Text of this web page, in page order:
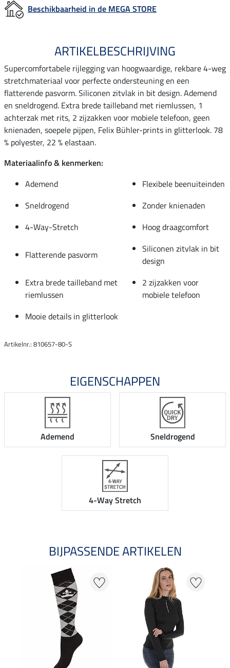
Beschikbaarheid in de MEGA STORE
ARTIKELBESCHRIJVING
Supercomfortabele rijlegging van hoogwaardige, rekbare 4-weg
stretchmateriaal voor perfecte ondersteuning en een
flatterende pasvorm. Siliconen zitvlak in bit design. Ademend
en sneldrogend. Extra brede tailleband met riemlussen, 1
achterzak met rits, 2 zijzakken voor mobiele telefoon, geen
knienaden, soepele pijpen, Felix Bühler-prints in glitterlook. 78
% polyester, 22 % elastaan.
Materiaalinfo & kenmerken:
Ademend
Flexibele beenuiteinden
Sneldrogend
Zonder knienaden
4-Way-Stretch
Hoog draagcomfort
Flatterende pasvorm
Siliconen zitvlak in bit
design
Extra brede tailleband met
riemlussen
2 zijzakken voor
mobiele telefoon
Mooie details in glitterlook
Artikelnr.: 810657-80-S
EIGENSCHAPPEN
Ademend Sneldrogend
4-Way Stretch
BIJPASSENDE ARTIKELEN